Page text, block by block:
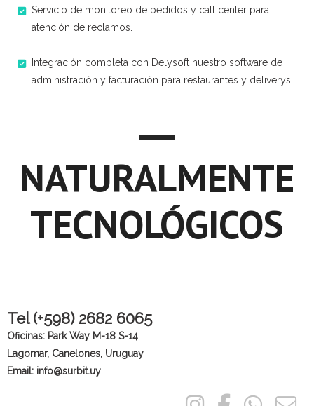
Servicio de monitoreo de pedidos y call center para
atención de reclamos.
Integración completa con Delysoft nuestro software de
administración y facturación para restaurantes y deliverys.
NATURALMENTE
TECNOLÓGICOS
Tel (+598) 2682 6065
Oficinas: Park Way M-18 S-14
Lagomar, Canelones, Uruguay
Email: info@surbit.uy